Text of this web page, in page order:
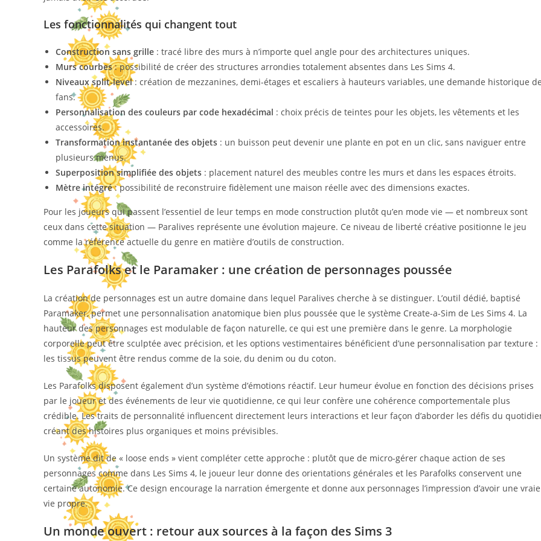
Les fonctionnalités qui changent tout
Construction sans grille : tracé libre des murs à n’importe quel angle pour des architectures uniques.
Murs courbes: possibilité de créer des structures arrondies totalement absentes dans Les Sims 4.
Niveaux split-level: création de mezzanines, demi-étages et escaliers à hauteurs variables, une demande historique
fans.
Personnalisation des couleurs par code hexadécimal : choix précis de teintes pour les objets, les vêtements et les
accessoires.
Transformation instantanée des objets : un buisson peut devenir une plante en pot en un clic, sans naviguer entre
plusieurs menus.
Superposition simplifiée des objets : placement naturel des meubles contre les murs et dans les espaces étroits.
Mètre intégré: possibilité de reconstruire fidèlement une maison réelle avec des dimensions exactes.
Pour les joueurs qui passent l’essentiel de leur temps en mode construction plutôt qu’en mode vie — et nombreux sont
ceux dans cette situation — Paralives représente une évolution majeure. Ce niveau de liberté créative positionne le jeu
comme la référence actuelle du genre en matière d’outils de construction.
Les Parafolks et le Paramaker : une création de personnages poussée
La création de personnages est un autre domaine dans lequel Paralives cherche à se distinguer. L’outil dédié, baptisé
Paramaker, permet une personnalisation anatomique bien plus poussée que le système Create-a-Sim de Les Sims 4. La
hauteur des personnages est modulable de façon naturelle, ce qui est une première dans le genre. La morphologie
corporelle peut être sculptée avec précision, et les options vestimentaires bénéficient d’une personnalisation par texture :
les tissus peuvent être rendus comme de la soie, du denim ou du coton.
Les Parafolks disposent également d’un système d’émotions réactif. Leur humeur évolue en fonction des décisions prises
par le joueur et des événements de leur vie quotidienne, ce qui leur confère une cohérence comportementale plus
crédible. Les traits de personnalité influencent directement leurs interactions et leur façon d’aborder les défis du
créant des histoires plus organiques et moins prévisibles.
Un système dit de « loose ends » vient compléter cette approche : plutôt que de micro-gérer chaque action de ses
personnages comme dans Les Sims 4, le joueur leur donne des orientations générales et les Parafolks conservent une
certaine autonomie. Ce design encourage la narration émergente et donne aux personnages l’impression d’avoir une vraie
vie propre.
Un monde ouvert : retour aux sources à la façon des Sims 3